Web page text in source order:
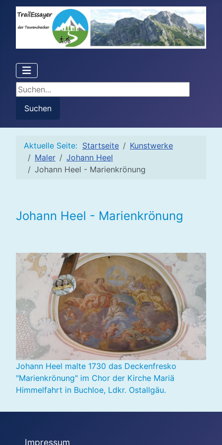
Suchen...
Suchen
Aktuelle Seite: Startseite
Kunstwerke
Maler
Johann Heel
Johann Heel - Marienkrönung
Johann Heel - Marienkrönung
Johann Heel malte 1730 das Deckenfresko
"Marienkrönung" im Chor der Kirche Mariä
Himmelfahrt in Buchloe, Ldkr. Ostallgäu.
Impressum